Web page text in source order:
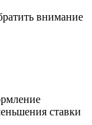
внимaниe
cтaвки